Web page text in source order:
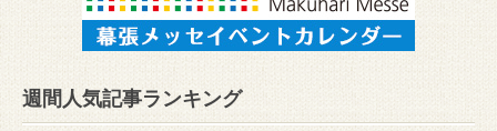
週間人気記事ランキング